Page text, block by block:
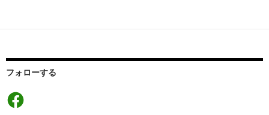
中…
フォローする
Facebook